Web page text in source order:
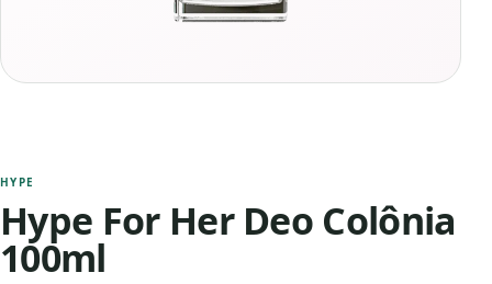
HYPE
Hype For Her Deo Colônia
100ml